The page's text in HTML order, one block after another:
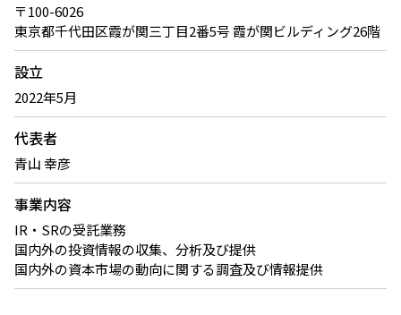
〒100-6026
東京都千代田区霞が関三丁目2番5号 霞が関ビルディング26階
設立
2022年5月
代表者
青山 幸彦
事業内容
IR・SRの受託業務
国内外の投資情報の収集、分析及び提供
国内外の資本市場の動向に関する調査及び情報提供